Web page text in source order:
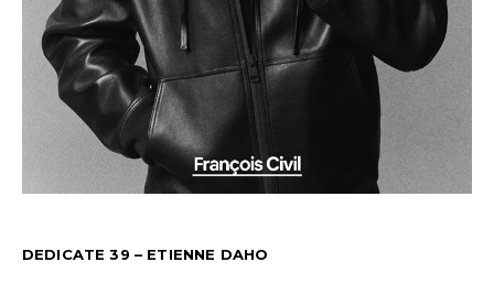
DEDICATE 39 – ETIENNE DAHO